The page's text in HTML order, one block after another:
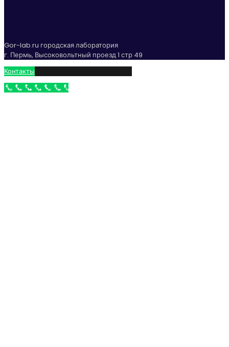
Gor-lab.ru городская лаборатория
г. Пермь, Высоковольтный проезд 1 стр 49
Контакты
Бесплатный звонок